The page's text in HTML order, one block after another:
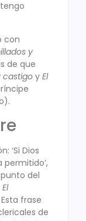
con
y
de que
castigoy El
‘Si Dios
del
El
Esta frase
de